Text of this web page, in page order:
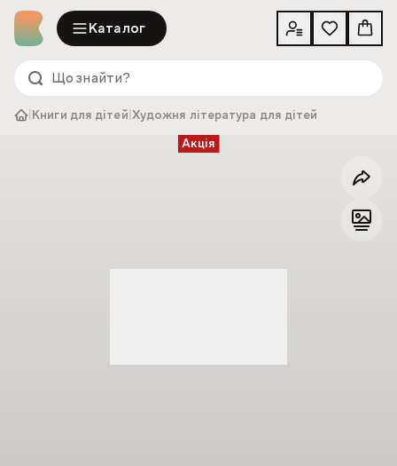
Каталог
Книги для дітей Художня література для дітей
Акція